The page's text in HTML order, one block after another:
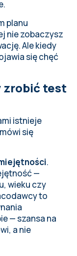
planu
nie zobaczysz
Ale kiedy
się chęć
zrobić test
istnieje
się
.
—
wieku czy
to
— szansa na
a nie